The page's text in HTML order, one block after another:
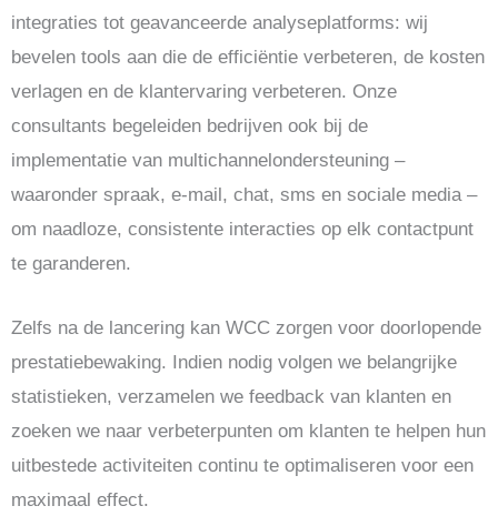
integraties tot geavanceerde analyseplatforms: wij
bevelen tools aan die de efficiëntie verbeteren, de kosten
verlagen en de klantervaring verbeteren. Onze
consultants begeleiden bedrijven ook bij de
implementatie van multichannelondersteuning –
waaronder spraak, e-mail, chat, sms en sociale media –
om naadloze, consistente interacties op elk contactpunt
te garanderen.
Zelfs na de lancering kan WCC zorgen voor doorlopende
prestatiebewaking. Indien nodig volgen we belangrijke
statistieken, verzamelen we feedback van klanten en
zoeken we naar verbeterpunten om klanten te helpen hun
uitbestede activiteiten continu te optimaliseren voor een
maximaal effect.